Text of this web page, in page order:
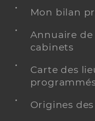
Mon bilan
Annuaire
cabinets
Carte des
Origines